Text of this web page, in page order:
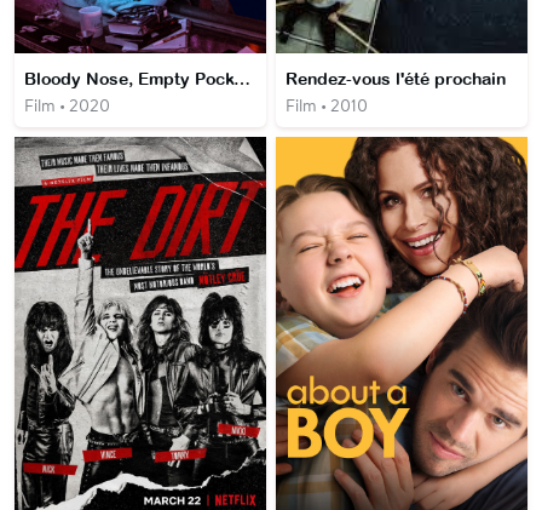
Bloody Nose, Empty Pockets
Film • 2020
Rendez-vous l'été prochain
Film • 2010